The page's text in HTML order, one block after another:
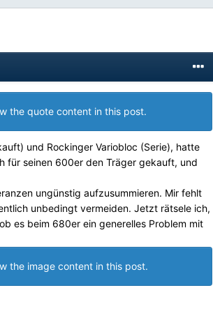
the quote content in this post.
und Rockinger Variobloc (Serie), hatte
für seinen 600er den Träger gekauft, und
ungünstig aufzusummieren. Mir fehlt
unbedingt vermeiden. Jetzt rätsele ich,
es beim 680er ein generelles Problem mit
the image content in this post.